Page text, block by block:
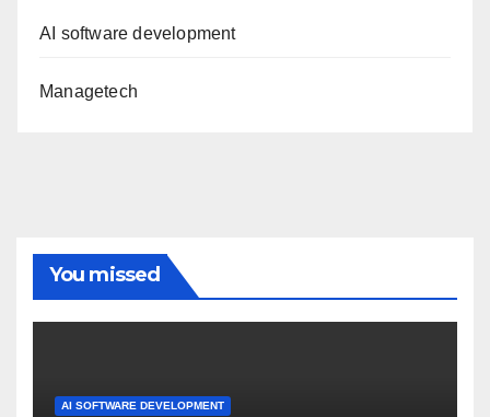
AI software development
Managetech
You missed
AI SOFTWARE DEVELOPMENT